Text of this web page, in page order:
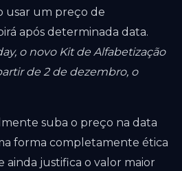
usar um preço de
após determinada data.
o novo Kit de Alfabetização
de 2 de dezembro, o
suba o preço na data
forma completamente ética
justifica o valor maior